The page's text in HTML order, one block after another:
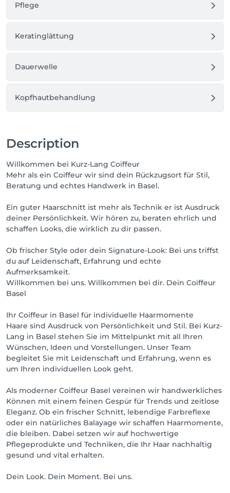
Pflege
Keratinglättung
Dauerwelle
Kopfhautbehandlung
Description
Willkommen bei Kurz-Lang Coiffeur
Mehr als ein Coiffeur wir sind dein Rückzugsort für Stil,
Beratung und echtes Handwerk in Basel.
Ein guter Haarschnitt ist mehr als Technik er ist Ausdruck
deiner Persönlichkeit. Wir hören zu, beraten ehrlich und
schaffen Looks, die wirklich zu dir passen.
Ob frischer Style oder dein Signature-Look: Bei uns triffst
du auf Leidenschaft, Erfahrung und echte
Aufmerksamkeit.
Willkommen bei uns. Willkommen bei dir. Dein Coiffeur
Basel
Ihr Coiffeur in Basel für individuelle Haarmomente
Haare sind Ausdruck von Persönlichkeit und Stil. Bei Kurz-
Lang in Basel stehen Sie im Mittelpunkt mit all Ihren
Wünschen, Ideen und Vorstellungen. Unser Team
begleitet Sie mit Leidenschaft und Erfahrung, wenn es
um Ihren individuellen Look geht.
Als moderner Coiffeur Basel vereinen wir handwerkliches
Können mit einem feinen Gespür für Trends und zeitlose
Eleganz. Ob ein frischer Schnitt, lebendige Farbreflexe
oder ein natürliches Balayage wir schaffen Haarmomente,
die bleiben. Dabei setzen wir auf hochwertige
Pflegeprodukte und Techniken, die Ihr Haar nachhaltig
gesund und vital erhalten.
Dein Look. Dein Moment. Bei uns.